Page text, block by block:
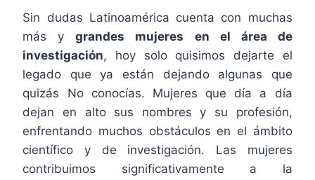
Sin dudas Latinoamérica cuenta con muchas
más ygrandes mujeres en el área de
investigación, hoy solo quisimos dejarte el
legado que ya están dejando algunas que
quizás No conocías. Mujeres que día a día
dejan en alto sus nombres y su profesión,
enfrentando muchos obstáculos en el ámbito
científico y de investigación. Las mujeres
contribuimos significativamente a la